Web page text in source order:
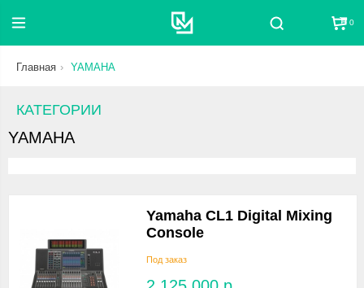
Поиск 0
Главная YAMAHA
КАТЕГОРИИ
YAMAHA
Yamaha CL1 Digital Mixing
Console
Под заказ